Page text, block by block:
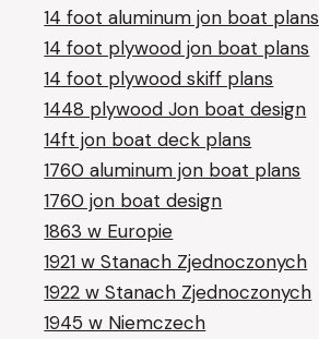
14 foot aluminum jon boat plans
14 foot plywood jon boat plans
14 foot plywood skiff plans
1448 plywood Jon boat design
14ft jon boat deck plans
1760 aluminum jon boat plans
1760 jon boat design
1863 w Europie
1921 w Stanach Zjednoczonych
1922 w Stanach Zjednoczonych
1945 w Niemczech